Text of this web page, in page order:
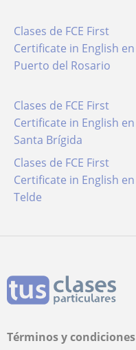
Clases de FCE First
Certificate in English en
Puerto del Rosario
Clases de FCE First
Certificate in English en
Santa Brígida
Clases de FCE First
Certificate in English en
Telde
Términos y condiciones